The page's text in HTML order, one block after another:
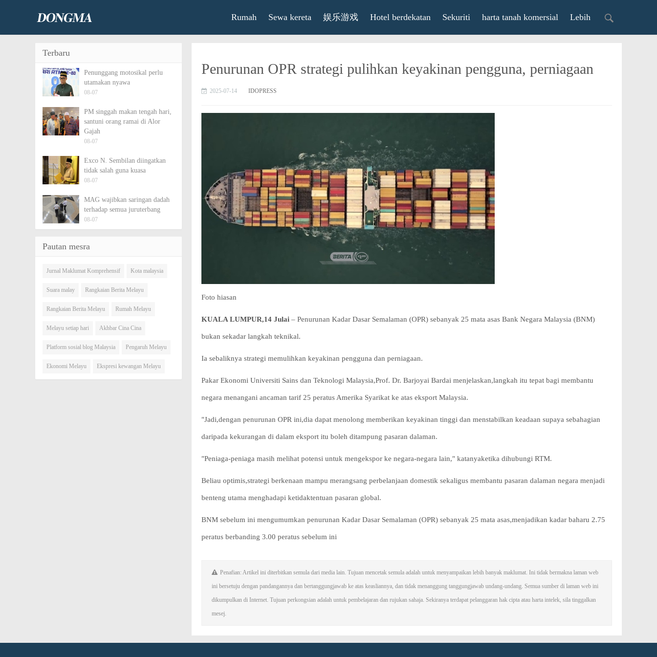
Rumah Sewa kereta 娱乐游戏 Hotel berdekatan Sekuriti harta tanah komersial Lebih
Terbaru
Penunggang motosikal perlu
utamakan nyawa
08-07
PM singgah makan tengah hari,
santuni orang ramai di Alor
Gajah
08-07
Exco N. Sembilan diingatkan
tidak salah guna kuasa
08-07
MAG wajibkan saringan dadah
terhadap semua juruterbang
08-07
Pautan mesra
Jurnal Maklumat Komprehensif Kota malaysia
Suara malay Rangkaian Berita Melayu
Rangkaian Berita Melayu Rumah Melayu
Melayu setiap hari Akhbar Cina Cina
Platform sosial blog Malaysia Pengaruh Melayu
Ekonomi Melayu Ekspresi kewangan Melayu
Penurunan OPR strategi pulihkan keyakinan pengguna, perniagaan
2025-07-14 IDOPRESS
Foto hiasan
KUALA LUMPUR,14 Julai – Penurunan Kadar Dasar Semalaman (OPR) sebanyak 25 mata asas Bank Negara Malaysia (BNM)
bukan sekadar langkah teknikal.
Ia sebaliknya strategi memulihkan keyakinan pengguna dan perniagaan.
Pakar Ekonomi Universiti Sains dan Teknologi Malaysia,Prof. Dr. Barjoyai Bardai menjelaskan,langkah itu tepat bagi membantu
negara menangani ancaman tarif 25 peratus Amerika Syarikat ke atas eksport Malaysia.
"Jadi,dengan penurunan OPR ini,dia dapat menolong memberikan keyakinan tinggi dan menstabilkan keadaan supaya sebahagian
daripada kekurangan di dalam eksport itu boleh ditampung pasaran dalaman.
"Peniaga-peniaga masih melihat potensi untuk mengekspor ke negara-negara lain," katanyaketika dihubungi RTM.
Beliau optimis,strategi berkenaan mampu merangsang perbelanjaan domestik sekaligus membantu pasaran dalaman negara menjadi
benteng utama menghadapi ketidaktentuan pasaran global.
BNM sebelum ini mengumumkan penurunan Kadar Dasar Semalaman (OPR) sebanyak 25 mata asas,menjadikan kadar baharu 2.75
peratus berbanding 3.00 peratus sebelum ini
Penafian: Artikel ini diterbitkan semula dari media lain. Tujuan mencetak semula adalah untuk menyampaikan lebih banyak maklumat. Ini tidak bermakna laman web
ini bersetuju dengan pandangannya dan bertanggungjawab ke atas keasliannya, dan tidak menanggung tanggungjawab undang-undang. Semua sumber di laman web ini
dikumpulkan di Internet. Tujuan perkongsian adalah untuk pembelajaran dan rujukan sahaja. Sekiranya terdapat pelanggaran hak cipta atau harta intelek, sila tinggalkan
mesej.